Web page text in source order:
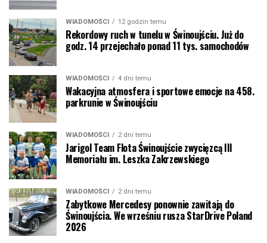
WIADOMOŚCI 12 godzin temu
Rekordowy ruch w tunelu w Świnoujściu. Już do
godz. 14 przejechało ponad 11 tys. samochodów
WIADOMOŚCI 4 dni temu
Wakacyjna atmosfera i sportowe emocje na 458.
parkrunie w Świnoujściu
WIADOMOŚCI 2 dni temu
Jarigol Team Flota Świnoujście zwycięzcą III
Memoriału im. Leszka Zakrzewskiego
WIADOMOŚCI 2 dni temu
Zabytkowe Mercedesy ponownie zawitają do
Świnoujścia. We wrześniu rusza StarDrive Poland
2026